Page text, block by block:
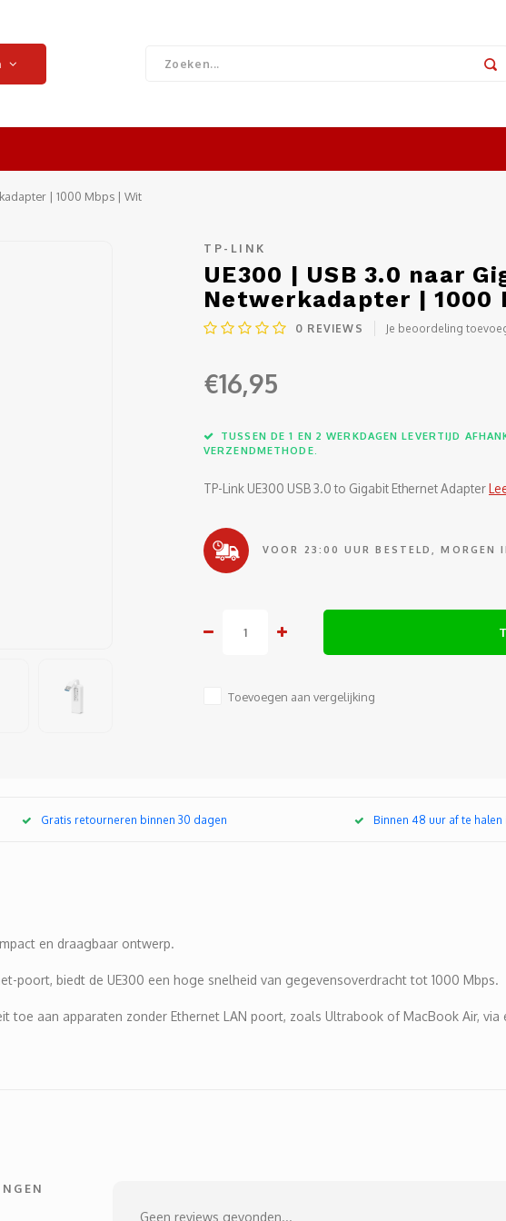
| 1000 Mbps | Wit
TP-LINK
UE300 | USB 3.0 naar
Netwerkadapter | 1000
0 REVIEWS Je beoordeling
€16,95
TUSSEN DE 1 EN 2 WERKDAGEN LEVERTIJD
VERZENDMETHODE.
TP-Link UE300 USB 3.0 to Gigabit Ethernet Adapter
VOOR 23:00 UUR BESTELD, MORGEN
Toevoegen aan vergelijking
Gratis retourneren binnen 30 dagen Binnen 48 uur af te halen
en draagbaar ontwerp.
poort, biedt de UE300 een hoge snelheid van gegevensoverdracht tot 1000 Mbps.
toe aan apparaten zonder Ethernet LAN poort, zoals Ultrabook of MacBook Air, via
Geen reviews gevonden...